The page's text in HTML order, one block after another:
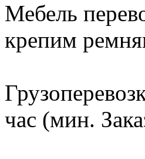
Мебель
крепим
час (мин.